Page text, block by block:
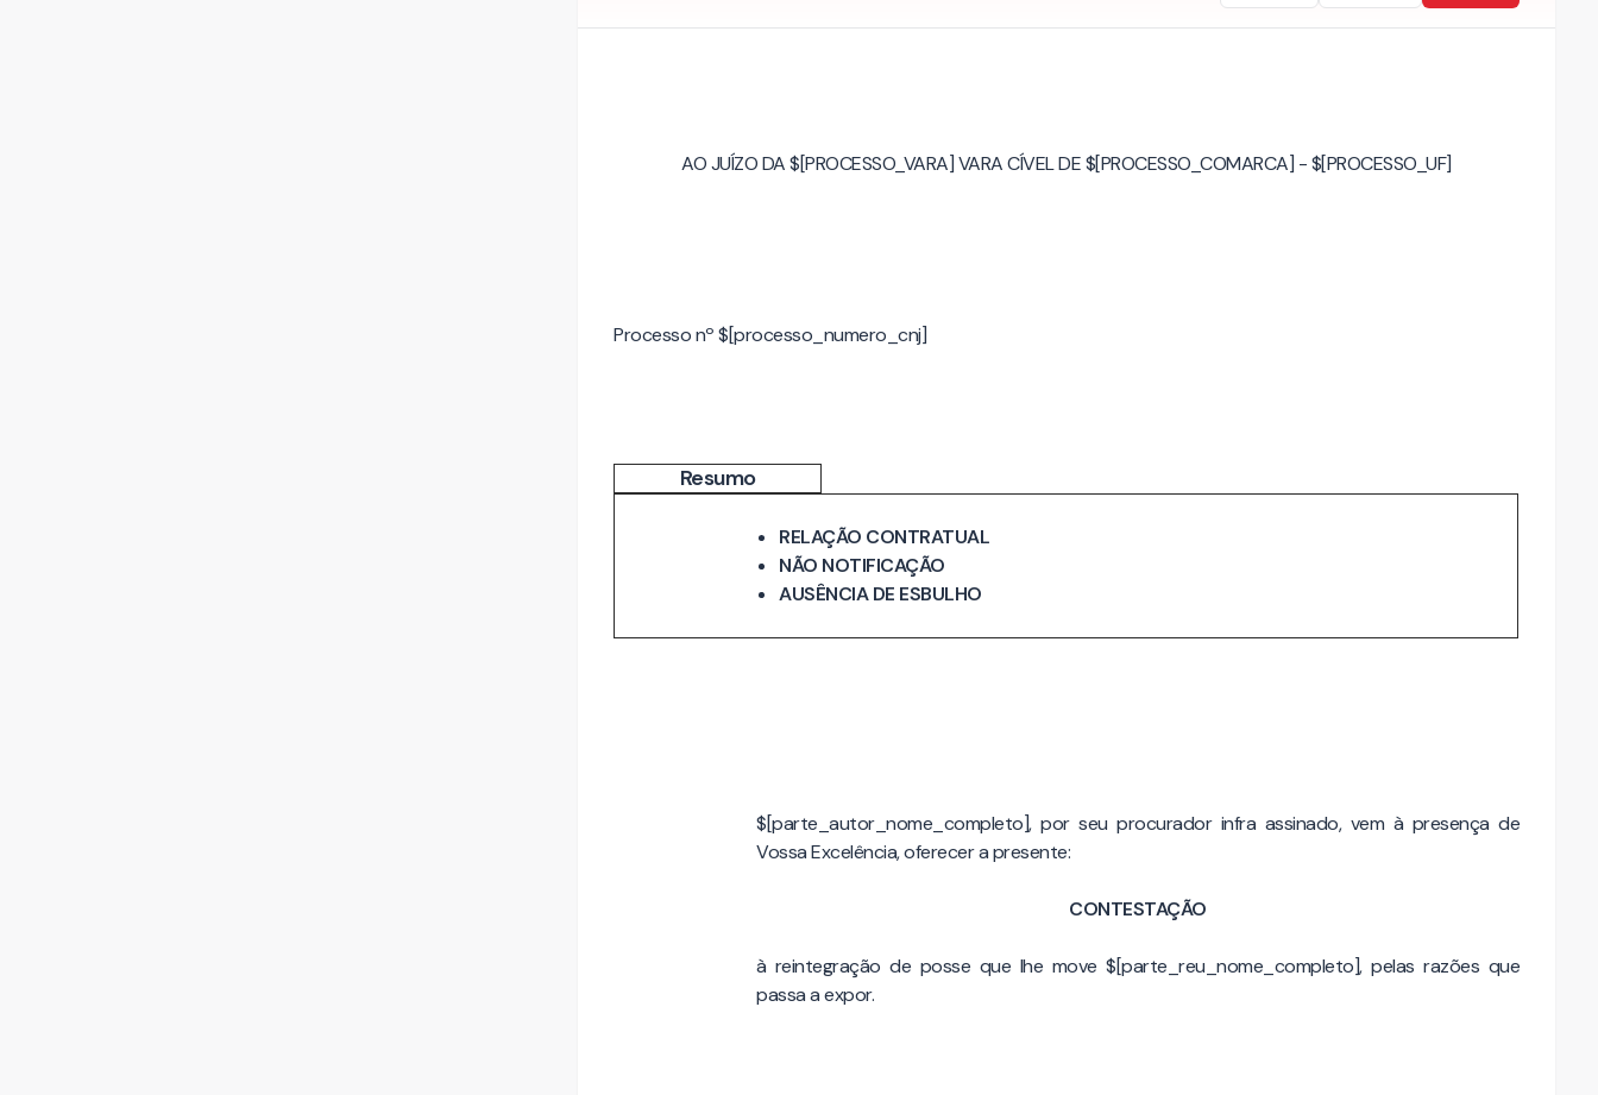
AO JUÍZO DA $[PROCESSO_VARA] VARA CÍVEL DE $[PROCESSO_COMARCA] - $[PROCESSO_UF]
Processo nº $[processo_numero_cnj]
Resumo
RELAÇÃO CONTRATUAL
NÃO NOTIFICAÇÃO
AUSÊNCIA DE ESBULHO
$[parte_autor_nome_completo], por seu procurador infra assinado, vem à presença de
Vossa Excelência, oferecer a presente:
CONTESTAÇÃO
à reintegração de posse que lhe move $[parte_reu_nome_completo], pelas razões que
passa a expor.